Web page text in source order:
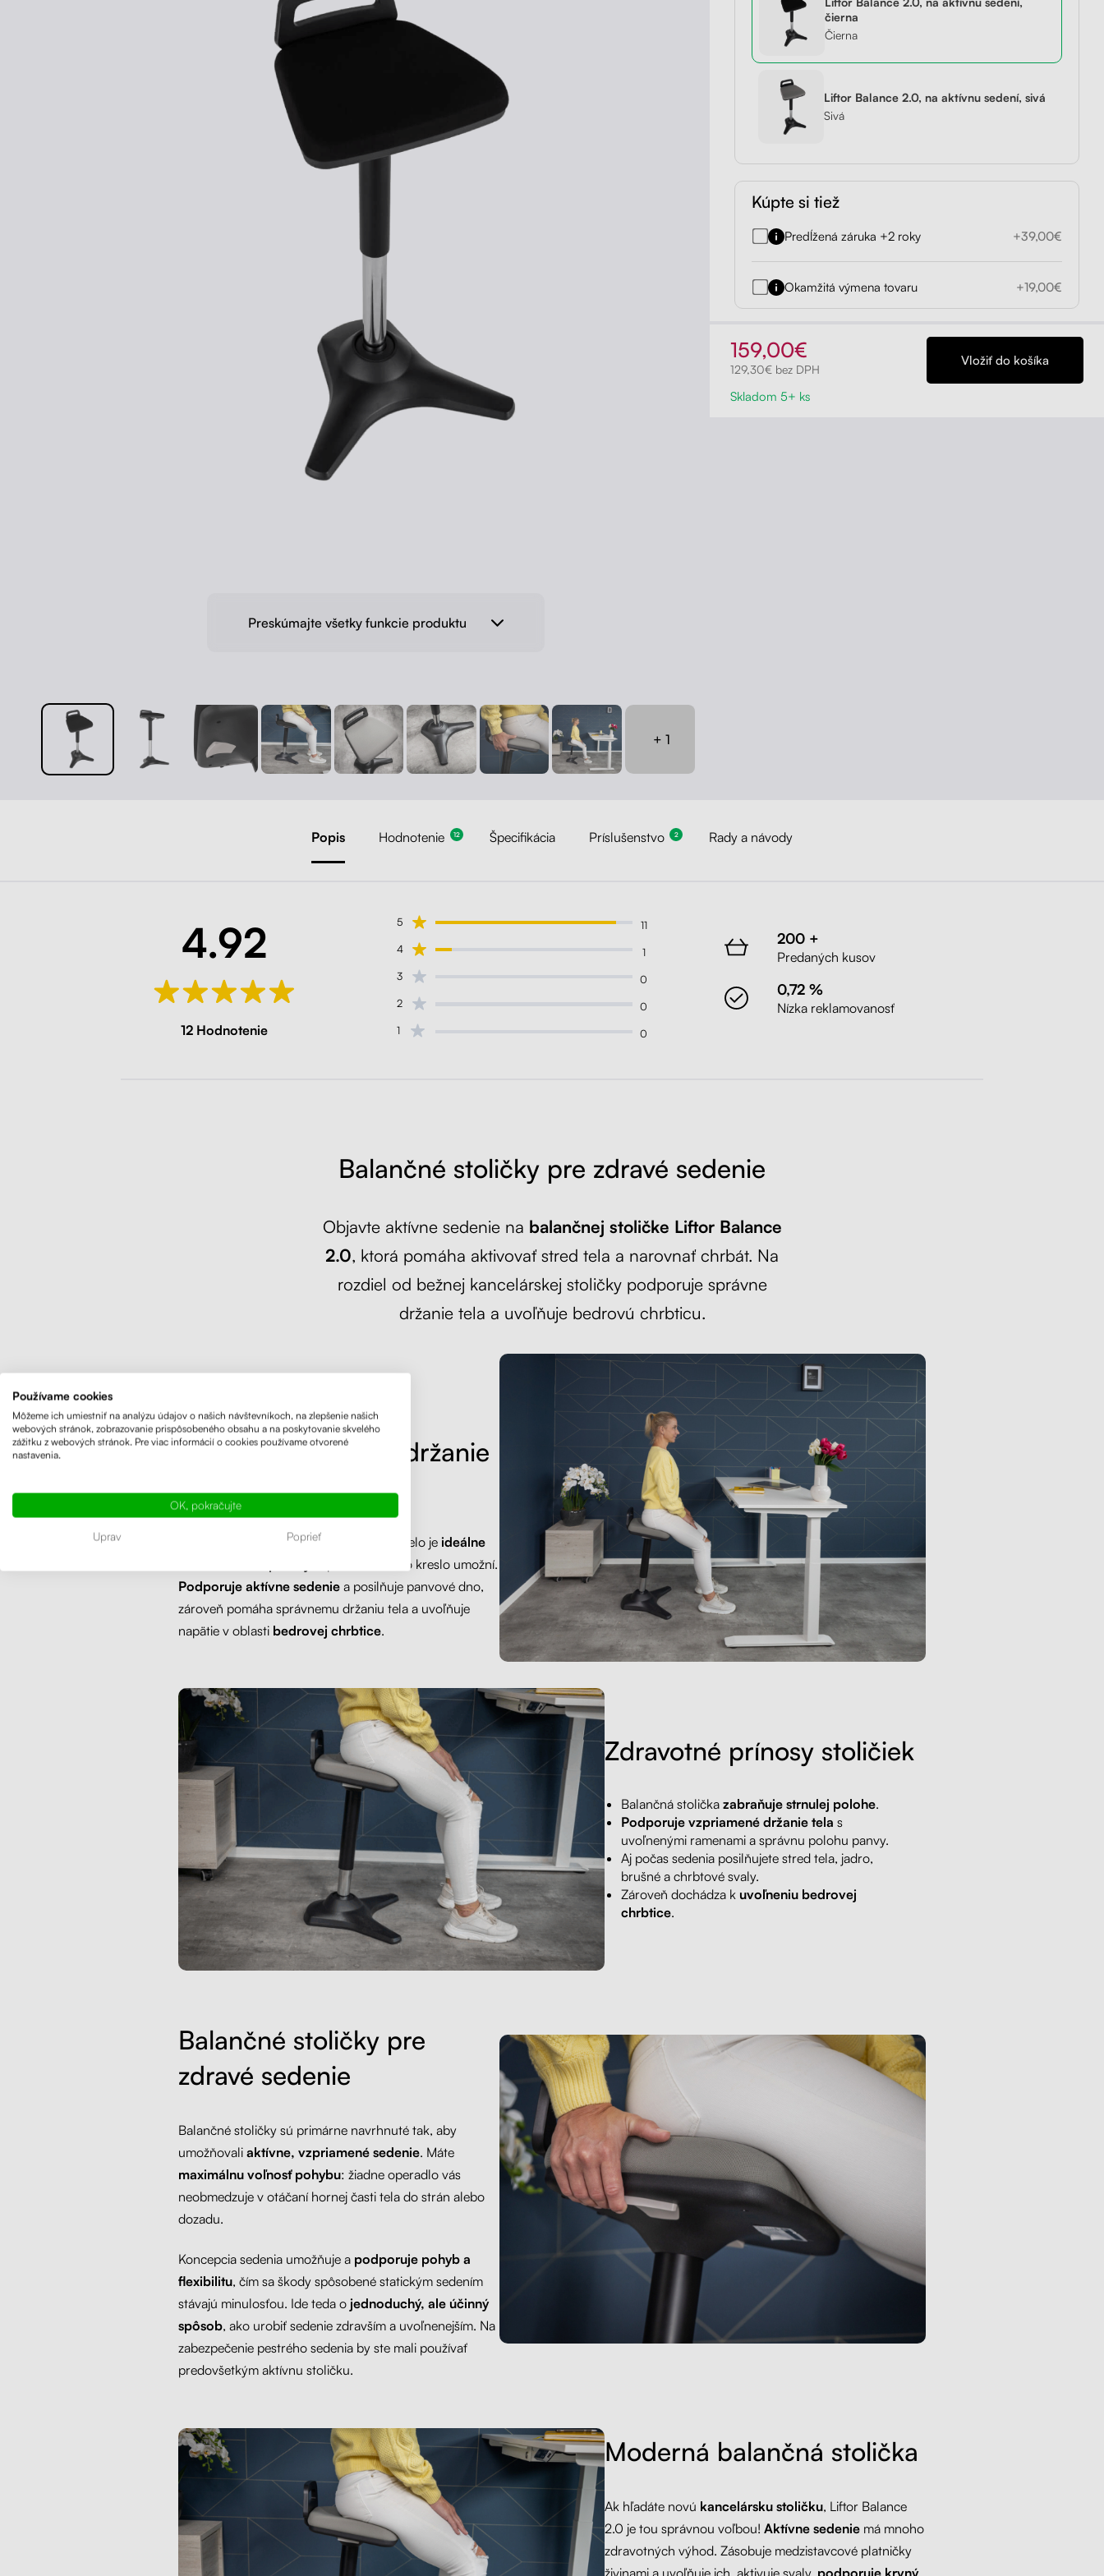
stolových dosiek zadarmo
od 419,00€
na vyskúšianie. Odosielame ihneď.
na monitor, čierny
od 199,00€
Preskúmajte všetky funkcie produktu
+ 1
čierna
Čierna
Liftor Balance 2.0, na aktívnu sedení, sivá
Sivá
Kúpte si tiež
Predĺžená záruka +2 roky +39,00€
Okamžitá výmena tovaru +19,00€
159,00€
129,30€ bez DPH
Skladom 5+ ks
Popis Hodnotenie 12 Špecifikácia Príslušenstvo 2 Rady a návody
4.92
12 Hodnotenie
5
11
4
1
3
0
2
0
1
0
200 +
Predaných kusov
0,72 %
Nízka reklamovanosť
Balančné stoličky pre zdravé sedenie
Objavte aktívne sedenie na balančnej stoličke Liftor Balance
2.0, ktorá pomáha aktivovať stred tela a narovnať chrbát. Na
rozdiel od bežnej kancelárskej stoličky podporuje správne
držanie tela a uvoľňuje bedrovú chrbticu.
Liftor Balance 2.0-
podporuje správne držanie
tela
Rozhýbte svoje telo aj v sede. Pre lidské telo je ideálne
, a práve vám toto kreslo umožní.
Podporuje aktívne sedeniea posilňuje panvové dno,
zároveň pomáha správnemu držaniu tela a uvoľňuje
napätie v oblasti bedrovej chrbtice.
Zdravotné prínosy stoličiek
Balančná stolička zabraňuje strnulej polohe.
Podporuje vzpriamené držanie tela s
uvoľnenými ramenami a správnu polohu panvy.
Aj počas sedenia posilňujete stred tela, jadro,
brušné a chrbtové svaly.
Zároveň dochádza k uvoľneniu bedrovej
chrbtice.
Balančné stoličky pre
zdravé sedenie
Balančné stoličky sú primárne navrhnuté tak, aby
umožňovali aktívne, vzpriamené sedenie. Máte
maximálnu voľnosť pohybu: žiadne operadlo vás
neobmedzuje v otáčaní hornej časti tela do strán alebo
dozadu.
Koncepcia sedenia umožňuje a podporuje pohyb a
flexibilitu, čím sa škody spôsobené statickým sedením
stávajú minulosťou. Ide teda o jednoduchý, ale účinný
spôsob, ako urobiť sedenie zdravším a uvoľnenejším. Na
zabezpečenie pestrého sedenia by ste mali používať
predovšetkým aktívnu stoličku.
Moderná balančná stolička
Ak hľadáte novú kancelársku stoličku, Liftor Balance
2.0 je tou správnou voľbou! Aktívne sedeniemá mnoho
zdravotných výhod. Zásobuje medzistavcové platničky
živinami a uvoľňuje ich, aktivuje svaly, podporuje krvný
Používame cookies
Môžeme ich umiestniť na analýzu údajov o našich návštevníkoch, na zlepšenie našich
webových stránok, zobrazovanie prispôsobeného obsahu a na poskytovanie skvelého
zážitku z webových stránok. Pre viac informácií o cookies používame otvorené
nastavenia.
OK, pokračujte
Uprav Poprieť